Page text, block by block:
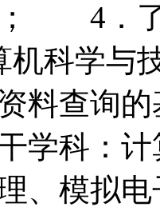
； 4．
机科学
料查询
科：
、模拟